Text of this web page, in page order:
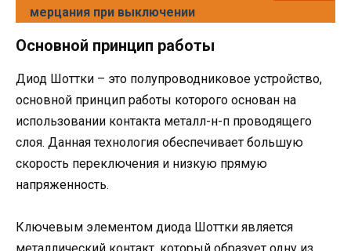
мерцания при выключении
Основной принцип работы
Диод Шоттки – это полупроводниковое устройство,
основной принцип работы которого основан на
использовании контакта металл-н-п проводящего
слоя. Данная технология обеспечивает большую
скорость переключения и низкую прямую
напряженность.
Ключевым элементом диода Шоттки является